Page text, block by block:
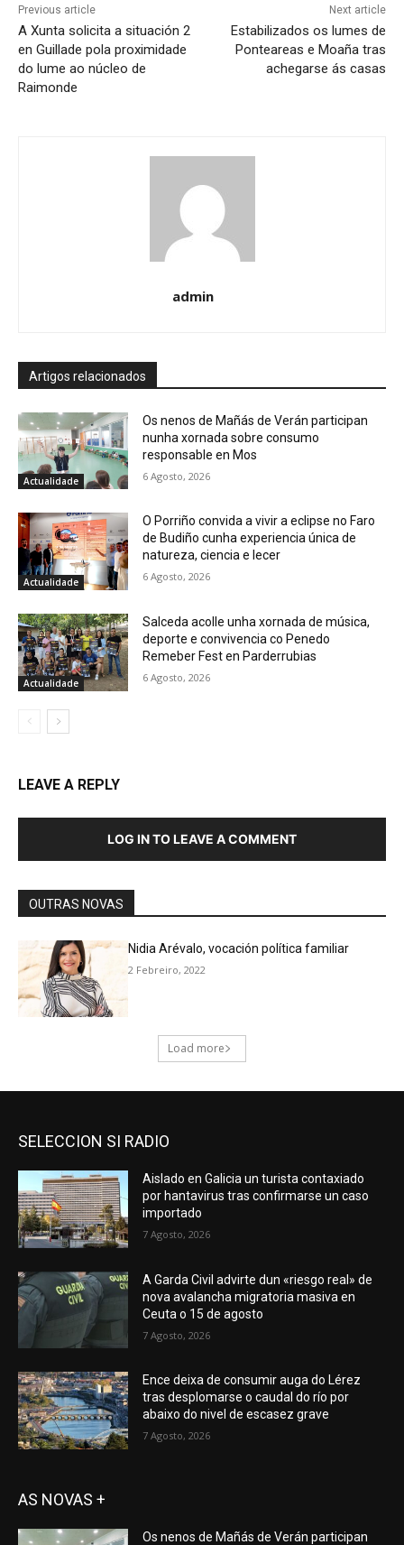
SELECCION SI RADIO
Aislado en Galicia un turista contaxiado
por hantavirus tras confirmarse un caso
importado
7 Agosto, 2026
A Garda Civil advirte dun «riesgo real» de
nova avalancha migratoria masiva en
Ceuta o 15 de agosto
7 Agosto, 2026
Ence deixa de consumir auga do Lérez
tras desplomarse o caudal do río por
abaixo do nivel de escasez grave
7 Agosto, 2026
AS NOVAS +
Os nenos de Mañás de Verán participan